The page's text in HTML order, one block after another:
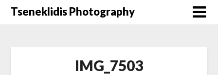
Μετάβαση
Tseneklidis Photography
IMG_7503